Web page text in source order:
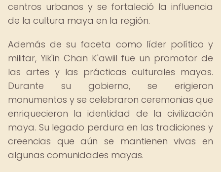
centros urbanos y se fortaleció la influencia
de la cultura maya en la región.
Además de su faceta como líder político y
militar, Yik'in Chan K'awiil fue un promotor de
las artes y las prácticas culturales mayas.
Durante su gobierno, se erigieron
monumentos y se celebraron ceremonias que
enriquecieron la identidad de la civilización
maya. Su legado perdura en las tradiciones y
creencias que aún se mantienen vivas en
algunas comunidades mayas.